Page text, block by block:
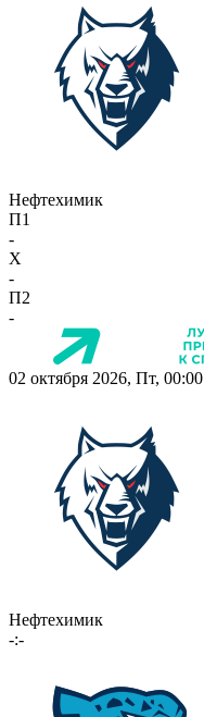
Нефтехимик
П1
-
X
-
П2
-
02 октября 2026, Пт, 00:00
Нефтехимик
-:-